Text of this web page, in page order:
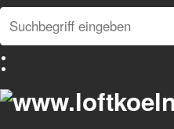
Search
Search